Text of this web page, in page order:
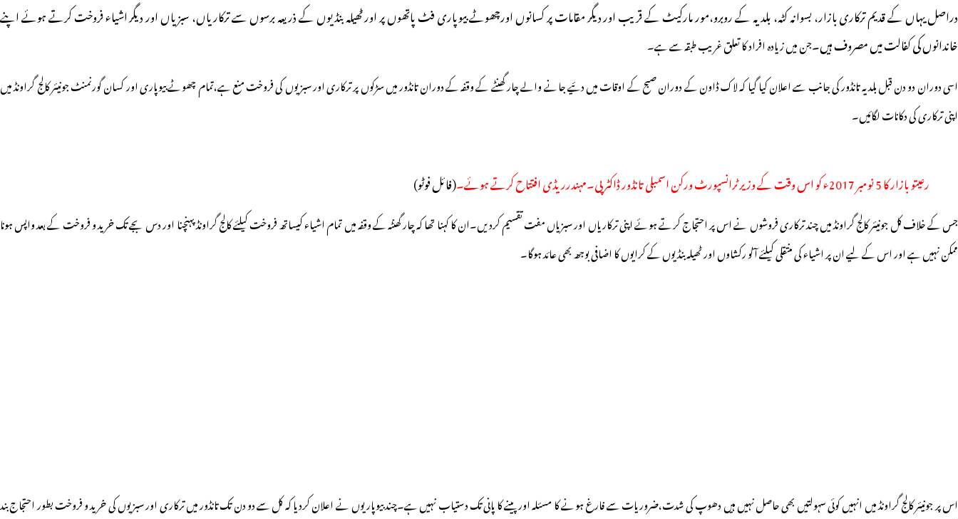
دراصل یہاں کے قدیم ترکاری بازار، بسوانہ کٹہ، بلدیہ کے روبرو،مور مارکیٹ کے قریب اور دیگر مقامات پر کسانوں اورچھوٹے بیوپاری فٹ پاتھوں پر اور ٹھیلہ بنڈیوں کے ذریعہ برسوں سے ترکاریاں، سبزیاں اور دیگر اشیاء فروخت کرتے ہوئے اپنے
خاندانوں کی کفالت میں مصروف ہیں۔جن میں زیادہ افراد کا تعلق غریب طبقہ سے ہے۔
اسی دوران دو دن قبل بلدیہ تانڈور کی جانب سے اعلان کیا گیا کہ لاک ڈاون کے دوران صبح کے اوقات میں دئیے جانے والے چار گھنٹے کے وقفہ کے دوران تانڈور میں سڑکوں پر ترکاری اور سبزیوں کی فروخت منع ہے،تمام چھوٹے بیوپاری اور کسان گورنمنٹ جونیئر کالج گراونڈ میں
اپنی ترکاری کی دکانات لگائیں۔
رعیتو بازار کا 5 نومبر 2017ء کو اس وقت کے وزیر ٹرانسپورٹ ورکن اسمبلی تانڈور ڈاکٹرپی۔مہندرریڈی افتتاح کرتے ہوئے۔ (فائل فوٹو)
جس کے خلاف کل جونیئر کالج گراونڈ میں چند ترکاری فروشوں نے اس پر احتجاج کرتے ہوئے اپنی ترکاریاں اور سبزیاں مفت تقسیم کردیں۔ان کا کہنا تھا کہ چار گھنٹہ کے وقفہ میں تمام اشیاء کیساتھ فروخت کیلئے کالج گراونڈ پہنچنا اور دس بجے تک خرید و فروخت کے بعد واپس ہونا
ممکن نہیں ہے اور اس کے لیے ان پر اشیاء کی منتقلی کیلئے آٹو رکشاوں اور ٹھیلہ بنڈیوں کے کرایوں کا اضافی بوجھ بھی عائد ہوگا۔
اس پر جونیئر کالج گراونڈ میں انہیں کوئی سہولتیں بھی حاصل نہیں ہیں دھوپ کی شدت،ضروریات سے فارغ ہونے کا مسئلہ اور پینے کا پانی تک دستیاب نہیں ہے۔چند بیوپاریوں نے اعلان کردیا کہ کل سے دو دن تک تانڈور میں ترکاری اور سبزیوں کی خرید و فروخت بطور احتجاج بند